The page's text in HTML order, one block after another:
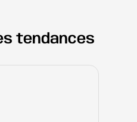
tendances